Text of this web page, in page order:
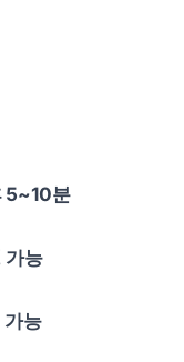
5~10분
가능
가능